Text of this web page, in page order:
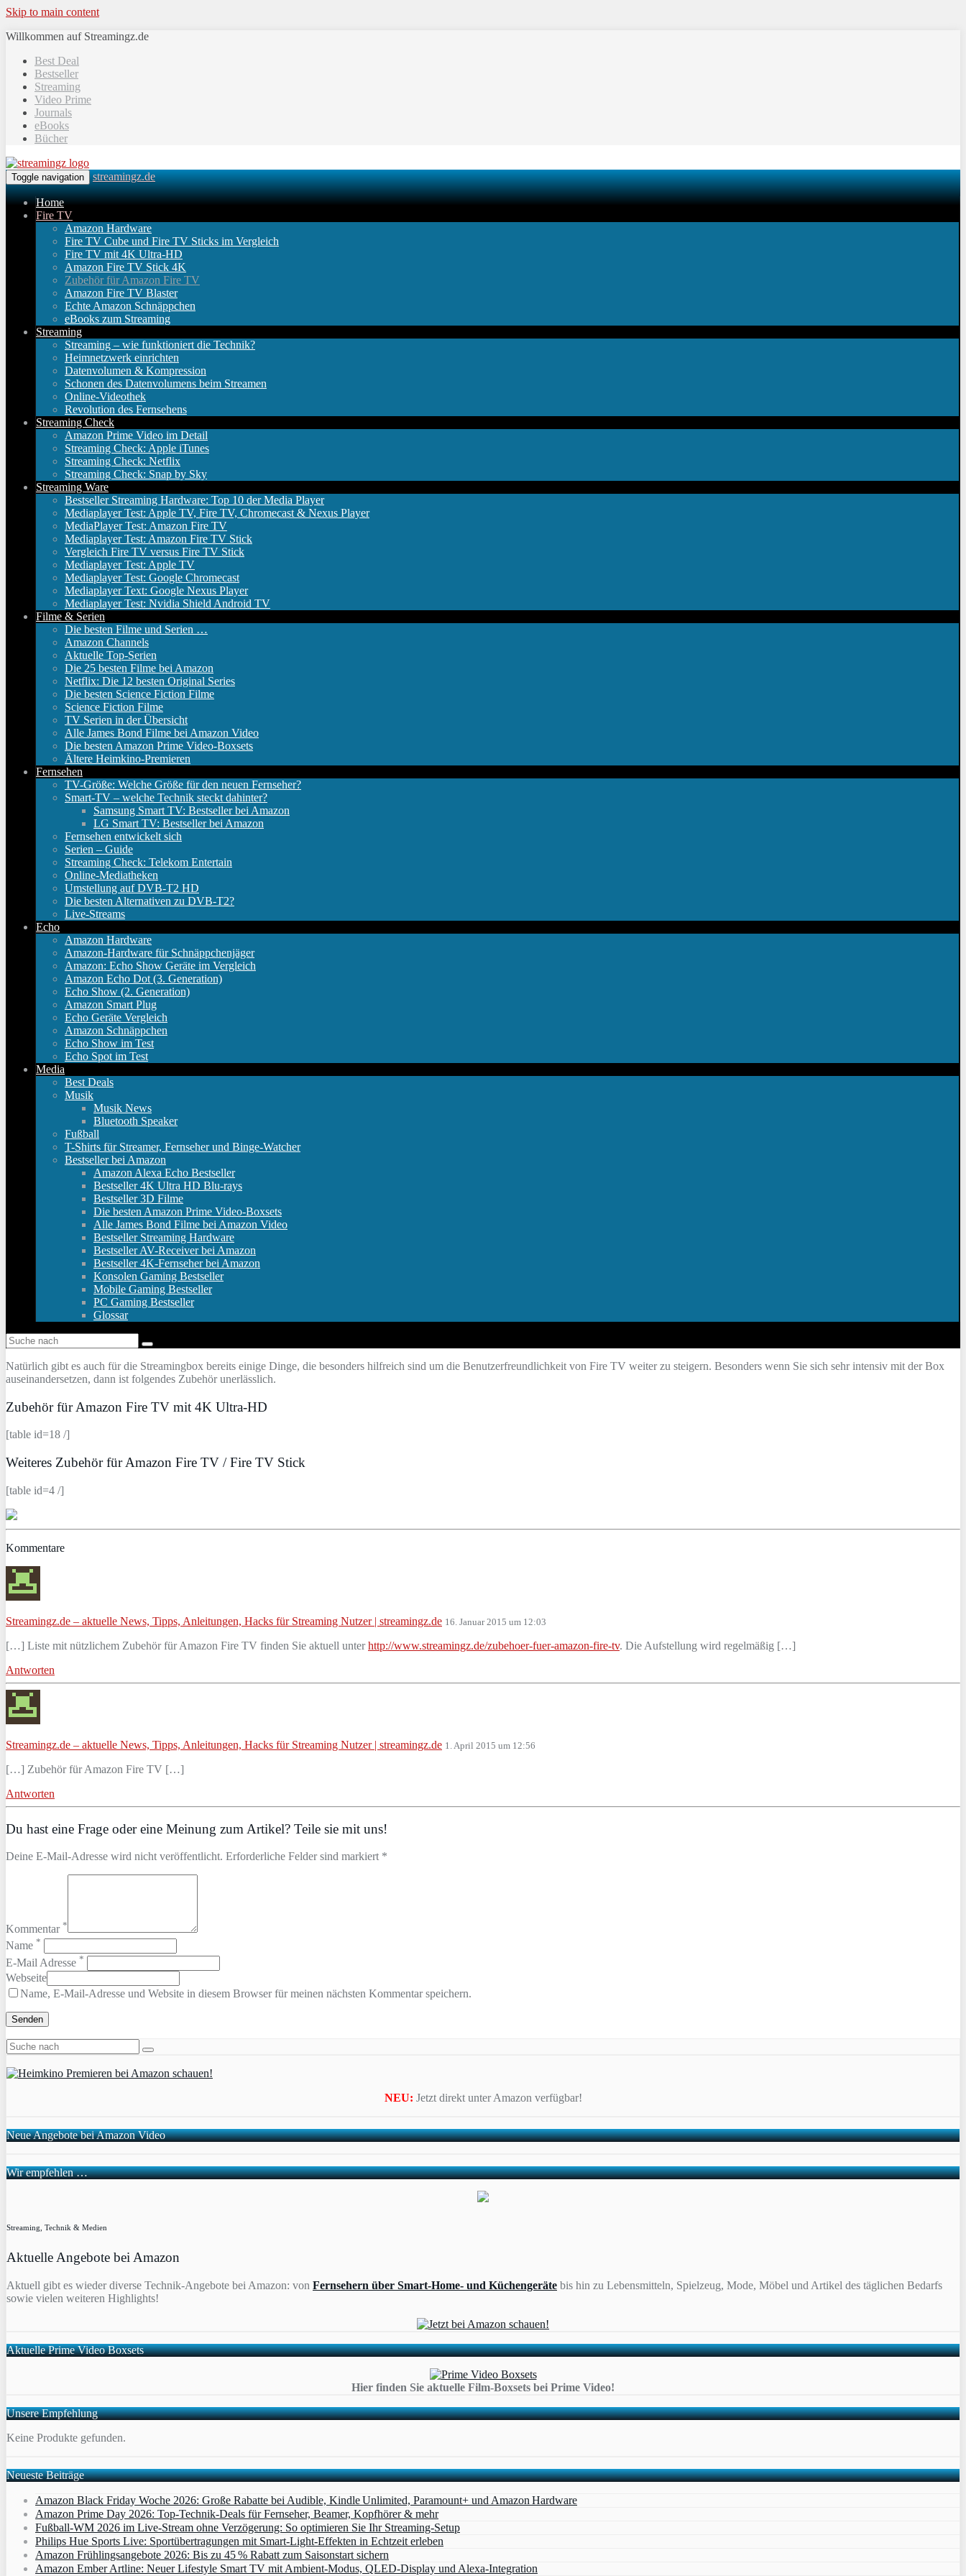
Skip to main content
Willkommen auf Streamingz.de
Best Deal
Bestseller
Streaming
Video Prime
Journals
eBooks
Bücher
Toggle navigation streamingz.de
Home
Fire TV
Amazon Hardware
Fire TV Cube und Fire TV Sticks im Vergleich
Fire TV mit 4K Ultra-HD
Amazon Fire TV Stick 4K
Zubehör für Amazon Fire TV
Amazon Fire TV Blaster
Echte Amazon Schnäppchen
eBooks zum Streaming
Streaming
Streaming – wie funktioniert die Technik?
Heimnetzwerk einrichten
Datenvolumen & Kompression
Schonen des Datenvolumens beim Streamen
Online-Videothek
Revolution des Fernsehens
Streaming Check
Amazon Prime Video im Detail
Streaming Check: Apple iTunes
Streaming Check: Netflix
Streaming Check: Snap by Sky
Streaming Ware
Bestseller Streaming Hardware: Top 10 der Media Player
Mediaplayer Test: Apple TV, Fire TV, Chromecast & Nexus Player
MediaPlayer Test: Amazon Fire TV
Mediaplayer Test: Amazon Fire TV Stick
Vergleich Fire TV versus Fire TV Stick
Mediaplayer Test: Apple TV
Mediaplayer Test: Google Chromecast
Mediaplayer Text: Google Nexus Player
Mediaplayer Test: Nvidia Shield Android TV
Filme & Serien
Die besten Filme und Serien …
Amazon Channels
Aktuelle Top-Serien
Die 25 besten Filme bei Amazon
Netflix: Die 12 besten Original Series
Die besten Science Fiction Filme
Science Fiction Filme
TV Serien in der Übersicht
Alle James Bond Filme bei Amazon Video
Die besten Amazon Prime Video-Boxsets
Ältere Heimkino-Premieren
Fernsehen
TV-Größe: Welche Größe für den neuen Fernseher?
Smart-TV – welche Technik steckt dahinter?
Samsung Smart TV: Bestseller bei Amazon
LG Smart TV: Bestseller bei Amazon
Fernsehen entwickelt sich
Serien – Guide
Streaming Check: Telekom Entertain
Online-Mediatheken
Umstellung auf DVB-T2 HD
Die besten Alternativen zu DVB-T2?
Live-Streams
Echo
Amazon Hardware
Amazon-Hardware für Schnäppchenjäger
Amazon: Echo Show Geräte im Vergleich
Amazon Echo Dot (3. Generation)
Echo Show (2. Generation)
Amazon Smart Plug
Echo Geräte Vergleich
Amazon Schnäppchen
Echo Show im Test
Echo Spot im Test
Media
Best Deals
Musik
Musik News
Bluetooth Speaker
Fußball
T-Shirts für Streamer, Fernseher und Binge-Watcher
Bestseller bei Amazon
Amazon Alexa Echo Bestseller
Bestseller 4K Ultra HD Blu-rays
Bestseller 3D Filme
Die besten Amazon Prime Video-Boxsets
Alle James Bond Filme bei Amazon Video
Bestseller Streaming Hardware
Bestseller AV-Receiver bei Amazon
Bestseller 4K-Fernseher bei Amazon
Konsolen Gaming Bestseller
Mobile Gaming Bestseller
PC Gaming Bestseller
Glossar
Natürlich gibt es auch für die Streamingbox bereits einige Dinge, die besonders hilfreich sind um die Benutzerfreundlichkeit von Fire TV weiter zu steigern. Besonders wenn Sie sich sehr intensiv mit der Box
auseinandersetzen, dann ist folgendes Zubehör unerlässlich.
Zubehör für Amazon Fire TV mit 4K Ultra-HD
[table id=18 /]
Weiteres Zubehör für Amazon Fire TV / Fire TV Stick
[table id=4 /]
Kommentare
Streamingz.de – aktuelle News, Tipps, Anleitungen, Hacks für Streaming Nutzer | streamingz.de 16. Januar 2015 um 12:03
[…] Liste mit nützlichem Zubehör für Amazon Fire TV finden Sie aktuell unterhttp://www.streamingz.de/zubehoer-fuer-amazon-fire-tv. Die Aufstellung wird regelmäßig […]
Antworten
Streamingz.de – aktuelle News, Tipps, Anleitungen, Hacks für Streaming Nutzer | streamingz.de 1. April 2015 um 12:56
[…] Zubehör für Amazon Fire TV […]
Antworten
Du hast eine Frage oder eine Meinung zum Artikel? Teile sie mit uns!
Deine E-Mail-Adresse wird nicht veröffentlicht. Erforderliche Felder sind markiert *
Kommentar *
Name *
E-Mail Adresse *
Webseite
Name, E-Mail-Adresse und Website in diesem Browser für meinen nächsten Kommentar speichern.
NEU: Jetzt direkt unter Amazon verfügbar!
Neue Angebote bei Amazon Video
Wir empfehlen …
Streaming, Technik & Medien
Aktuelle Angebote bei Amazon
Aktuell gibt es wieder diverse Technik-Angebote bei Amazon: von Fernsehern über Smart-Home- und Küchengeräte bis hin zu Lebensmitteln, Spielzeug, Mode, Möbel und Artikel des täglichen Bedarfs
sowie vielen weiteren Highlights!
Aktuelle Prime Video Boxsets
Hier finden Sie aktuelle Film-Boxsets bei Prime Video!
Unsere Empfehlung
Keine Produkte gefunden.
Neueste Beiträge
Amazon Black Friday Woche 2026: Große Rabatte bei Audible, Kindle Unlimited, Paramount+ und Amazon Hardware
Amazon Prime Day 2026: Top-Technik-Deals für Fernseher, Beamer, Kopfhörer & mehr
Fußball-WM 2026 im Live-Stream ohne Verzögerung: So optimieren Sie Ihr Streaming-Setup
Philips Hue Sports Live: Sportübertragungen mit Smart‑Light‑Effekten in Echtzeit erleben
Amazon Frühlingsangebote 2026: Bis zu 45 % Rabatt zum Saisonstart sichern
Amazon Ember Artline: Neuer Lifestyle Smart TV mit Ambient‑Modus, QLED‑Display und Alexa‑Integration